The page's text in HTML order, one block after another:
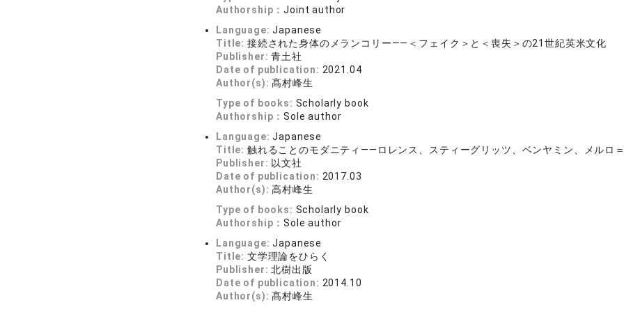
Authorship：Joint author
Language:Japanese
Title: 接続された身体のメランコリー——＜フェイク＞と＜喪失＞の21世紀英米文化
Publisher:青土社
Date of publication: 2021.04
Author(s):髙村峰生
Type of books: Scholarly book
Authorship：Sole author
Language:Japanese
Title: 触れることのモダニティ――ロレンス、スティーグリッツ、ベンヤミン、メルロ
Publisher: 以文社
Date of publication: 2017.03
Author(s):高村峰生
Type of books: Scholarly book
Authorship：Sole author
Language:Japanese
Title: 文学理論をひらく
Publisher:北樹出版
Date of publication: 2014.10
Author(s):髙村峰生